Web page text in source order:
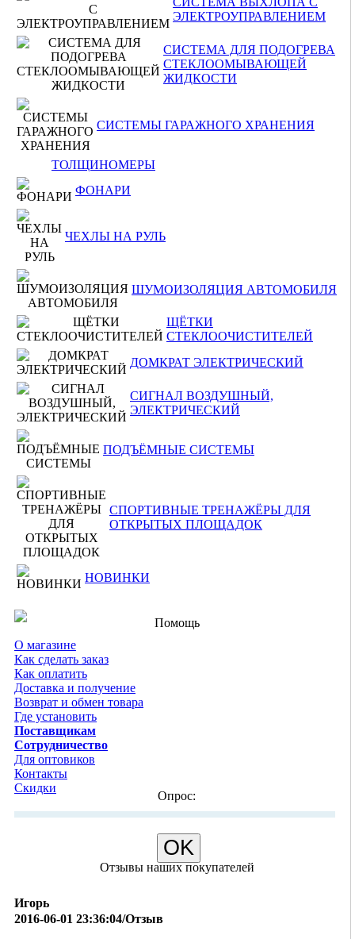
ЭЛЕКТРОУПРАВЛЕНИЕМ
СИСТЕМА ДЛЯ ПОДОГРЕВА
СТЕКЛООМЫВАЮЩЕЙ
ЖИДКОСТИ
СИСТЕМЫ ГАРАЖНОГО ХРАНЕНИЯ
ТОЛЩИНОМЕРЫ
ФОНАРИ
ЧЕХЛЫ НА РУЛЬ
ШУМОИЗОЛЯЦИЯ АВТОМОБИЛЯ
ЩЁТКИ
СТЕКЛООЧИСТИТЕЛЕЙ
ДОМКРАТ ЭЛЕКТРИЧЕСКИЙ
СИГНАЛ ВОЗДУШНЫЙ,
ЭЛЕКТРИЧЕСКИЙ
ПОДЪЁМНЫЕ СИСТЕМЫ
СПОРТИВНЫЕ ТРЕНАЖЁРЫ ДЛЯ
ОТКРЫТЫХ ПЛОЩАДОК
НОВИНКИ
Помощь
О магазине
Как сделать заказ
Как оплатить
Доставка и получение
Возврат и обмен товара
Где установить
Поставщикам
Сотрудничество
Для оптовиков
Контакты
Cкидки
Опрос:
Отзывы наших покупателей
Игорь
2016-06-01 23:36:04/Отзыв